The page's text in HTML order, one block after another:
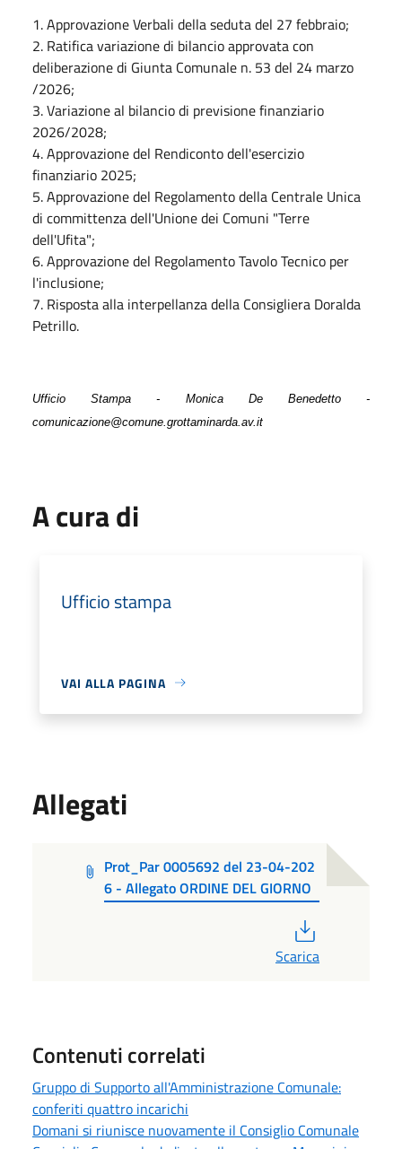
1. Approvazione Verbali della seduta del 27 febbraio;
2. Ratifica variazione di bilancio approvata con
deliberazione di Giunta Comunale n. 53 del 24 marzo
/2026;
3. Variazione al bilancio di previsione finanziario
2026/2028;
4. Approvazione del Rendiconto dell'esercizio
finanziario 2025;
5. Approvazione del Regolamento della Centrale Unica
di committenza dell'Unione dei Comuni "Terre
dell'Ufita";
6. Approvazione del Regolamento Tavolo Tecnico per
l'inclusione;
7. Risposta alla interpellanza della Consigliera Doralda
Petrillo.
Ufficio Stampa - Monica De Benedetto -
comunicazione@comune.grottaminarda.av.it
A cura di
Ufficio stampa
VAI ALLA PAGINA
Allegati
Prot_Par 0005692 del 23-04-202
6 - Allegato ORDINE DEL GIORNO
Scarica
Contenuti correlati
Gruppo di Supporto all'Amministrazione Comunale:
conferiti quattro incarichi
Domani si riunisce nuovamente il Consiglio Comunale